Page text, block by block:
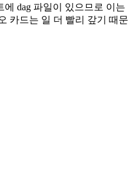
dag 파일이 있으므로 이는
카드는 일 더 빨리 갚기 때문